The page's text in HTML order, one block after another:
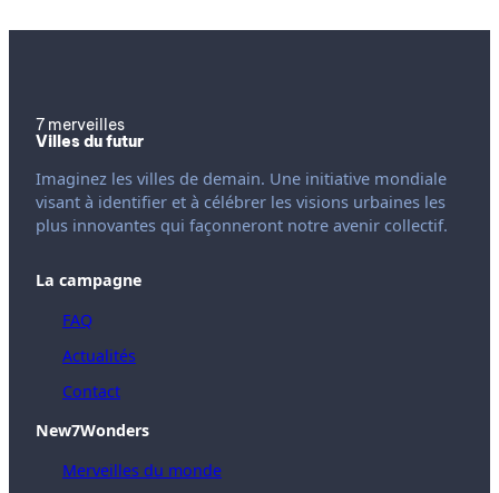
7 merveilles
Villes du futur
Imaginez les villes de demain. Une initiative mondiale
visant à identifier et à célébrer les visions urbaines les
plus innovantes qui façonneront notre avenir collectif.
La campagne
FAQ
Actualités
Contact
New7Wonders
Merveilles du monde